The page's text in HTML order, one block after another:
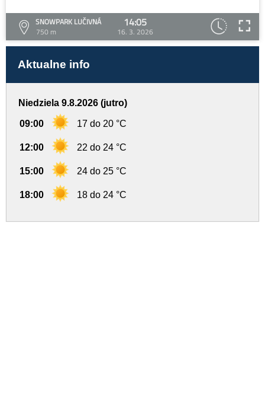
SNOWPARK LUČIVNÁ
750 m
14:05
16. 3. 2026
Aktualne info
Niedziela 9.8.2026 (jutro)
09:00 17 do 20 °C
12:00 22 do 24 °C
15:00 24 do 25 °C
18:00 18 do 24 °C